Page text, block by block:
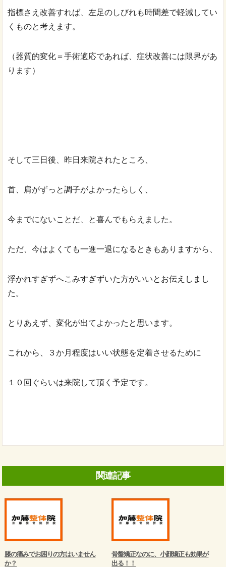
指標さえ改善すれば、左足のしびれも時間差で軽減してい
くものと考えます。
（器質的変化＝手術適応であれば、症状改善には限界があ
ります）
そして三日後、昨日来院されたところ、
首、肩がずっと調子がよかったらしく、
今までにないことだ、と喜んでもらえました。
ただ、今はよくても一進一退になるときもありますから、
浮かれすぎずへこみすぎずいた方がいいとお伝えしまし
た。
とりあえず、変化が出てよかったと思います。
これから、３か月程度はいい状態を定着させるために
１０回ぐらいは来院して頂く予定です。
関連記事
膝の痛みでお困りの方はいません
か？
骨盤矯正なのに、小顔矯正も効果が
出る！！